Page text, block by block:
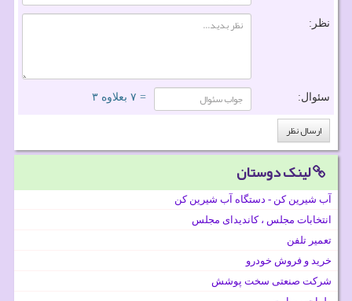
نظر:
سئوال: = ۷ بعلاوه ۳
لینک دوستان
آب شیرین کن - دستگاه آب شیرین کن
انتخابات مجلس ، کاندیدای مجلس
تعمیر تلفن
خرید و فروش خودرو
شرکت صنعتی سخت پوشش